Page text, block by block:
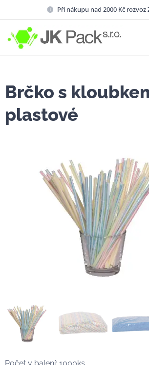
Při nákupu nad 2000 Kč rozvoz
Brčko s
plastové